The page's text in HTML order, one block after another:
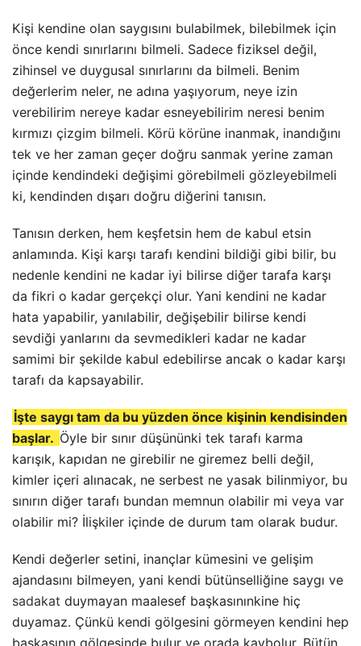
Kişi kendine olan saygısını bulabilmek, bilebilmek için
önce kendi sınırlarını bilmeli. Sadece fiziksel değil,
zihinsel ve duygusal sınırlarını da bilmeli. Benim
değerlerim neler, ne adına yaşıyorum, neye izin
verebilirim nereye kadar esneyebilirim neresi benim
kırmızı çizgim bilmeli. Körü körüne inanmak, inandığını
tek ve her zaman geçer doğru sanmak yerine zaman
içinde kendindeki değişimi görebilmeli gözleyebilmeli
ki, kendinden dışarı doğru diğerini tanısın.
Tanısın derken, hem keşfetsin hem de kabul etsin
anlamında. Kişi karşı tarafı kendini bildiği gibi bilir, bu
nedenle kendini ne kadar iyi bilirse diğer tarafa karşı
da fikri o kadar gerçekçi olur. Yani kendini ne kadar
hata yapabilir, yanılabilir, değişebilir bilirse kendi
sevdiği yanlarını da sevmedikleri kadar ne kadar
samimi bir şekilde kabul edebilirse ancak o kadar karşı
tarafı da kapsayabilir.
İşte saygı tam da bu yüzden önce kişinin kendisinden
başlar. Öyle bir sınır düşününki tek tarafı karma
karışık, kapıdan ne girebilir ne giremez belli değil,
kimler içeri alınacak, ne serbest ne yasak bilinmiyor, bu
sınırın diğer tarafı bundan memnun olabilir mi veya var
olabilir mi? İlişkiler içinde de durum tam olarak budur.
Kendi değerler setini, inançlar kümesini ve gelişim
ajandasını bilmeyen, yani kendi bütünselliğine saygı ve
sadakat duymayan maalesef başkasınınkine hiç
duyamaz. Çünkü kendi gölgesini görmeyen kendini hep
başkasının gölgesinde bulur ve orada kaybolur. Bütün